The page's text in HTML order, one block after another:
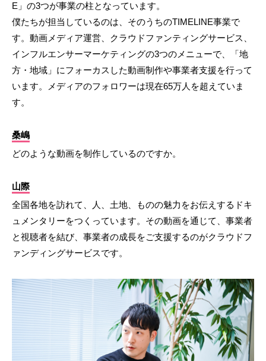
E」の3つが事業の柱となっています。
僕たちが担当しているのは、そのうちのTIMELINE事業で
す。動画メディア運営、クラウドファンティングサービス、
インフルエンサーマーケティングの3つのメニューで、「地
方・地域」にフォーカスした動画制作や事業者支援を行って
います。メディアのフォロワーは現在65万人を超えていま
す。
桑嶋
どのような動画を制作しているのですか。
山際
全国各地を訪れて、人、土地、ものの魅力をお伝えするドキ
ュメンタリーをつくっています。その動画を通じて、事業者
と視聴者を結び、事業者の成長をご支援するのがクラウドフ
ァンディングサービスです。